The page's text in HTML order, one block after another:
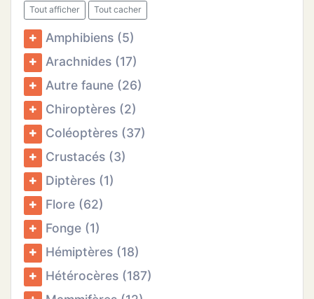
Tout afficher Tout cacher
Amphibiens (5)
Arachnides (17)
Autre faune (26)
Chiroptères (2)
Coléoptères (37)
Crustacés (3)
Diptères (1)
Flore (62)
Fonge (1)
Hémiptères (18)
Hétérocères (187)